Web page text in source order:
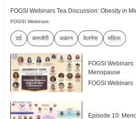
FOGSI Webinars Tea Discussion: Obesity in
FOGSI Webinars
दर्द कमजोरी थकान वेलनेस महिला
FOGSI
Menopause
FOGSI Webinars
Episode 10: